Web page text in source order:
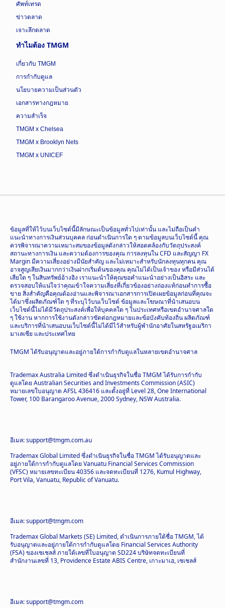
ศัพท์เทรด
ข่าวตลาด
เจาะลึกตลาด
ทำไมต้อง TMGM
เกี่ยวกับ TMGM
การกำกับดูแล
นโยบายความเป็นส่วนตัว
เอกสารทางกฎหมาย
ความสำเร็จ
TMGM x Chelsea
TMGM x Brooklyn Nets
TMGM x UNICEF
ข้อมูลที่ให้ไว้บนเว็บไซต์นี้มีลักษณะเป็นข้อมูลทั่วไปเท่านั้น และไม่ถือเป็นคำ
แนะนำทางการเงินส่วนบุคคล ก่อนดำเนินการใด ๆ ตามข้อมูลบนเว็บไซต์นี้ คุณ
ควรพิจารณาความเหมาะสมของข้อมูลดังกล่าวให้สอดคล้องกับวัตถุประสงค์
สถานะทางการเงิน และความต้องการของคุณ การลงทุนใน CFD และสัญญา FX
Margin มีความเสี่ยงอย่างมีนัยสำคัญ และไม่เหมาะสำหรับนักลงทุนทุกคน คุณ
อาจสูญเสียเงินมากกว่าเงินฝากเริ่มต้นของคุณ คุณไม่ได้เป็นเจ้าของ หรือมีส่วนได้
เสียใด ๆ ในสินทรัพย์อ้างอิง เราแนะนำให้คุณขอคำแนะนำอย่างเป็นอิสระ และ
ตรวจสอบให้แน่ใจว่าคุณเข้าใจความเสี่ยงที่เกี่ยวข้องอย่างถ่องแท้ก่อนทำการซื้อ
ขาย สิ่งสำคัญคือคุณต้องอ่านและพิจารณาเอกสารการเปิดเผยข้อมูลก่อนที่คุณจะ
ได้มาซึ่งผลิตภัณฑ์ใด ๆ ที่ระบุไว้บนเว็บไซต์ ข้อมูลและโฆษณาที่นำเสนอบน
เว็บไซต์นี้ไม่ได้มีวัตถุประสงค์เพื่อให้บุคคลใด ๆ ในประเทศหรือเขตอำนาจศาลใด
ๆ ใช้งาน หากการใช้งานดังกล่าวขัดต่อกฎหมายและข้อบังคับท้องถิ่น ผลิตภัณฑ์
และบริการที่นำเสนอบนเว็บไซต์นี้ไม่ได้มีไว้สำหรับผู้พำนักอาศัยในสหรัฐอเมริกา
มาเลเซีย และประเทศไทย
TMGM ได้รับอนุญาตและอยู่ภายใต้การกำกับดูแลในหลายเขตอำนาจศาล
Trademax Australia Limited ซึ่งดำเนินธุรกิจในชื่อ TMGM ได้รับการกำกับ
ดูแลโดย Australian Securities and Investments Commission (ASIC)
หมายเลขใบอนุญาต AFSL 436416 และตั้งอยู่ที่ Level 28, One International
Tower, 100 Barangaroo Avenue, 2000 Sydney, NSW Australia.
อีเมล: support@tmgm.com.au
Trademax Global Limited ซึ่งดำเนินธุรกิจในชื่อ TMGM ได้รับอนุญาตและ
อยู่ภายใต้การกำกับดูแลโดย Vanuatu Financial Services Commission
(VFSC) หมายเลขทะเบียน 40356 และจดทะเบียนที่ 1276, Kumul Highway,
Port Vila, Vanuatu, Republic of Vanuatu.
อีเมล: support@tmgm.com
Trademax Global Markets (SE) Limited, ดำเนินการภายใต้ชื่อ TMGM, ได้
รับอนุญาตและอยู่ภายใต้การกำกับดูแลโดย Financial Services Authority
(FSA) ของเซเชลส์ ภายใต้เลขที่ใบอนุญาต SD224 บริษัทจดทะเบียนที่
สำนักงานเลขที่ 13, Providence Estate ABIS Centre, เกาะมาเฮ, เซเชลส์
อีเมล: support@tmgm.com